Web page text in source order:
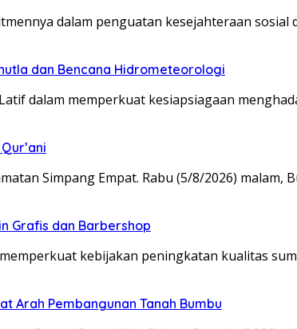
dalam penguatan kesejahteraan sosial
dan Bencana Hidrometeorologi
dalam memperkuat kesiapsiagaan
Simpang Empat. Rabu (5/8/2026) malam,
Grafis dan Barbershop
kebijakan peningkatan kualitas
Arah Pembangunan Tanah Bumbu